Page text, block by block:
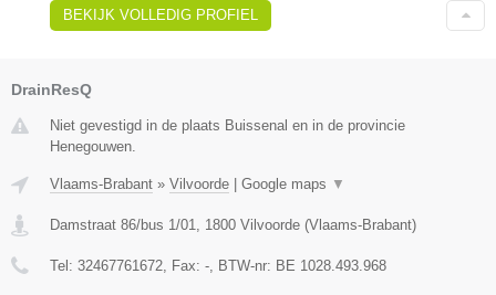
BEKIJK VOLLEDIG PROFIEL
DrainResQ
Niet gevestigd in de plaats Buissenal en in de provincie
Henegouwen.
Vlaams-Brabant » Vilvoorde | Google maps ▼
Damstraat 86/bus 1/01 1800 Vilvoorde (Vlaams-Brabant)
Tel: 32467761672 , Fax: - , BTW-nr: BE 1028.493.968